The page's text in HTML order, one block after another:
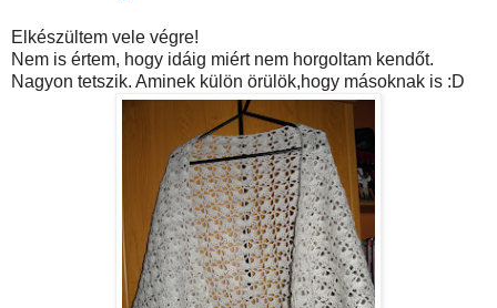
Elkészültem vele végre!
Nem is értem, hogy idáig miért nem horgoltam kendőt.
Nagyon tetszik. Aminek külön örülök,hogy másoknak is :D